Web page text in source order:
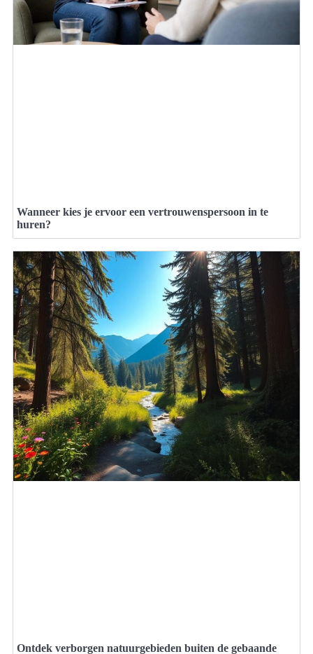
Wanneer kies je ervoor een vertrouwenspersoon in te
huren?
Ontdek verborgen natuurgebieden buiten de gebaande